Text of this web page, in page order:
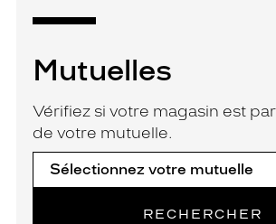
Mutuelles
Vérifiez si votre magasin est
de votre mutuelle.
RECHERCHER